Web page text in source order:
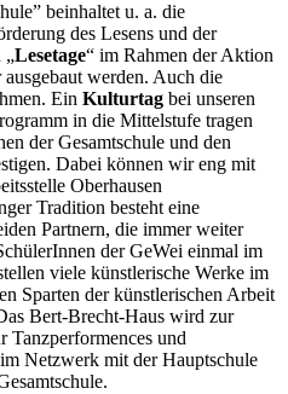
beinhaltet u. a. die
des Lesens und der
„Lesetage“ im Rahmen der Aktion
werden. Auch die
Ein Kulturtag bei unseren
in die Mittelstufe tragen
der Gesamtschule und den
Dabei können wir eng mit
Oberhausen
Tradition besteht eine
Partnern, die immer weiter
der GeWei einmal im
viele künstlerische Werke im
Sparten der künstlerischen Arbeit
Bert-Brecht-Haus wird zur
und
Netzwerk mit der Hauptschule